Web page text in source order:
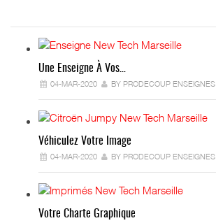
Une Enseigne À Vos…
04-MAR-2020 BY PRODECOUP ENSEIGNES
Véhiculez Votre Image
04-MAR-2020 BY PRODECOUP ENSEIGNES
Votre Charte Graphique